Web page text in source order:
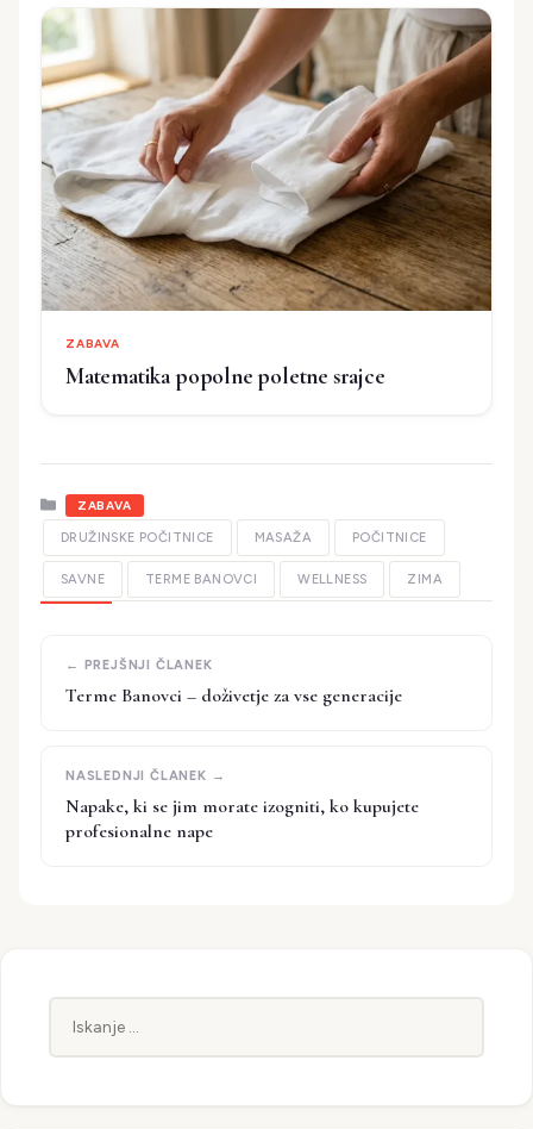
ZABAVA
Matematika popolne poletne srajce
Kategorije
ZABAVA
DRUŽINSKE POČITNICE MASAŽA POČITNICE
SAVNE TERME BANOVCI WELLNESS ZIMA
Terme Banovci – doživetje za vse generacije
Napake, ki se jim morate izogniti, ko kupujete
profesionalne nape